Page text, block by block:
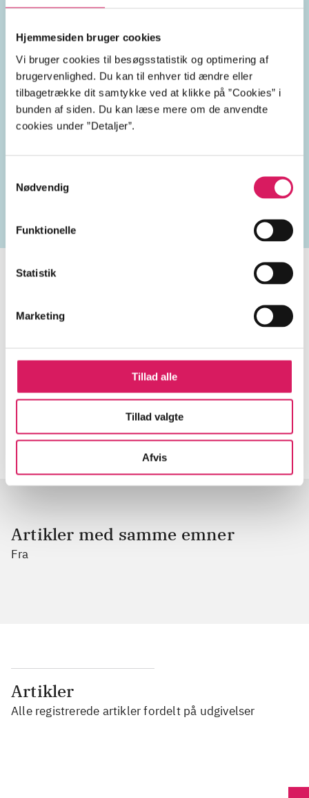
Hjemmesiden bruger cookies
Vi bruger cookies til besøgsstatistik og optimering af
brugervenlighed. Du kan til enhver tid ændre eller
tilbagetrække dit samtykke ved at klikke på ”Cookies” i
bunden af siden. Du kan læse mere om de anvendte
cookies under ”Detaljer”.
Nødvendig
Funktionelle
Statistik
Marketing
Tillad alle
Tillad valgte
Afvis
forelskelse
jalousi
Oslo
Norge 2010'erne
heste børnebøger hestesygdomme
Tidsskrift
lorem ipsum dolor sit amet ...
Tidsskrift
handler ofte om
Artikler med samme emner
Fra
Artikler
Alle registrerede artikler fordelt på udgivelser